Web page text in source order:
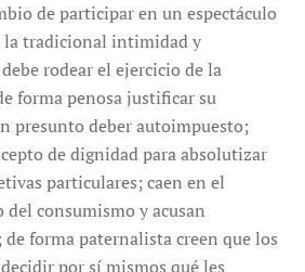
de participar en un espectáculo
la tradicional intimidad y
rodear el ejercicio de la
forma penosa justificar su
presunto deber autoimpuesto;
de dignidad para absolutizar
particulares; caen en el
consumismo y acusan
forma paternalista creen que los
por sí mismos qué les